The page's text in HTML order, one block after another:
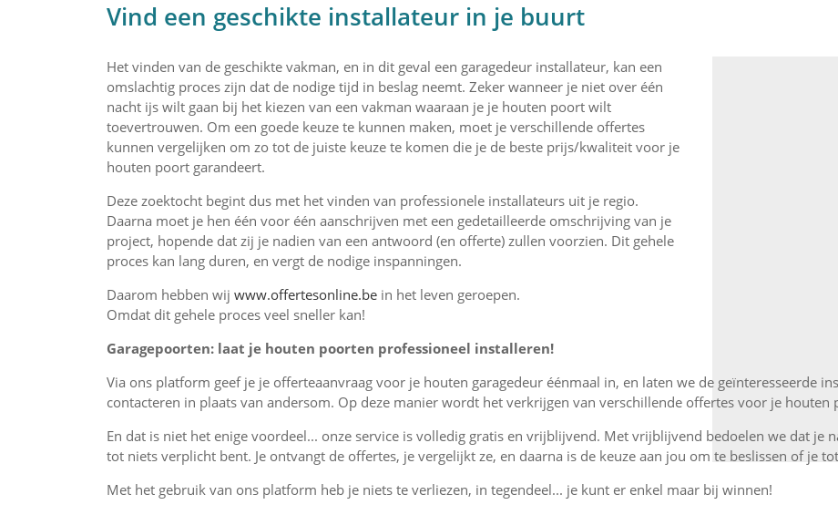
Vind een geschikte installateur in je buurt
Het vinden van de geschikte vakman, en in dit geval een garagedeur installateur, kan een
omslachtig proces zijn dat de nodige tijd in beslag neemt. Zeker wanneer je niet over één
nacht ijs wilt gaan bij het kiezen van een vakman waaraan je je houten poort wilt
toevertrouwen. Om een goede keuze te kunnen maken, moet je verschillende offertes
kunnen vergelijken om zo tot de juiste keuze te komen die je de beste prijs/kwaliteit voor je
houten poort garandeert.
Deze zoektocht begint dus met het vinden van professionele installateurs uit je regio.
Daarna moet je hen één voor één aanschrijven met een gedetailleerde omschrijving van je
project, hopende dat zij je nadien van een antwoord (en offerte) zullen voorzien. Dit gehele
proces kan lang duren, en vergt de nodige inspanningen.
Daarom hebben wij www.offertesonline.be in het leven geroepen.
Omdat dit gehele proces veel sneller kan!
Garagepoorten: laat je houten poorten professioneel installeren!
Via ons platform geef je je offerteaanvraag voor je houten garagedeur éénmaal in, en laten we de geïnteresseerde
contacteren in plaats van andersom. Op deze manier wordt het verkrijgen van verschillende offertes voor je houten
En dat is niet het enige voordeel... onze service is volledig gratis en vrijblijvend. Met vrijblijvend bedoelen we dat je
tot niets verplicht bent. Je ontvangt de offertes, je vergelijkt ze, en daarna is de keuze aan jou om te beslissen of je
Met het gebruik van ons platform heb je niets te verliezen, in tegendeel... je kunt er enkel maar bij winnen!